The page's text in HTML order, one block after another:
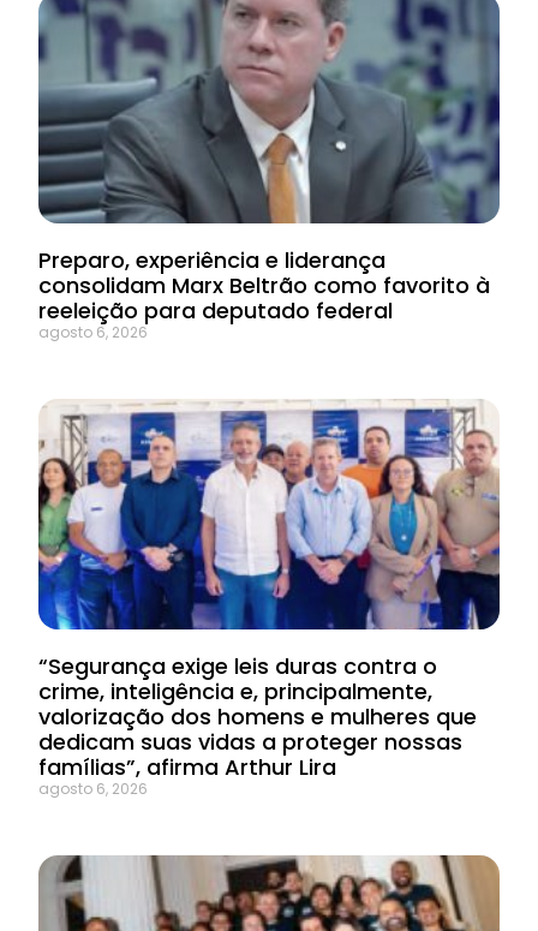
Preparo, experiência e liderança
consolidam Marx Beltrão como favorito à
reeleição para deputado federal
agosto 6, 2026
“Segurança exige leis duras contra o
crime, inteligência e, principalmente,
valorização dos homens e mulheres que
dedicam suas vidas a proteger nossas
famílias”, afirma Arthur Lira
agosto 6, 2026